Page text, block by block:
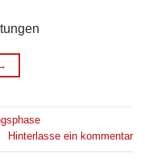
Hinterlasse ein kommentar